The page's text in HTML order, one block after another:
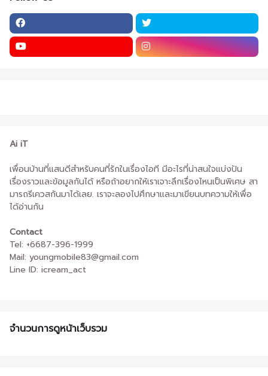
Ai iT
เพื่อนบ้านที่แสนดีสำหรับคนที่รักในเรื่องไอที มีอะไรที่น่าสนใจแบ่งปัน
เรื่องราวและข้อมูลกันได้ หรือถ้าอยากให้เราเจาะลึกเรื่องไหนเป็นพิเศษ สา
มารถรีเควสกันมาได้เลย. เราจะลองไปศึกษาและมาเขียนบทความให้เพื่อ
ได้อ่านกัน
Contact
Tel: +6687-396-1999
Mail: youngmobile83@gmail.com
Line ID: icream_act
จำนวนการดูหน้าเว็บรวม